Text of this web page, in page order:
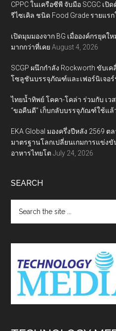
CPPC ในเครือซีพี จับมือ SCGC เ
รีไซเคิล ชนิด Food Grade รายแร
เปิดมุมมองจาก BG เมื่อองค์กรยุคใ
มากกว่าที่เคย August 4, 2026
SCGP ผนึกกำลัง Rockworth ขับ
โซลูชันบรรจุภัณฑ์และเฟอร์นิเจอร์
ไทยน้ำทิพย์ โคคา-โคล่า ร่วมกับ เว
“ขอคืนดี” เก็บกลับบรรจุภัณฑ์ใช้แล้
EKA Global มองครึ่งปีหลัง 2569
มาตรฐานโลกเปลี่ยนเกมการแข่ง
อาหารไทยโต July 24, 2026
SEARCH
the